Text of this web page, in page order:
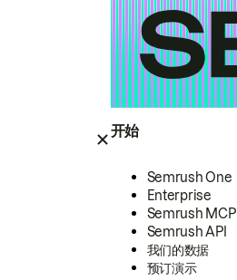
开始
Semrush One
Enterprise
Semrush MCP
Semrush API
我们的数据
预订演示